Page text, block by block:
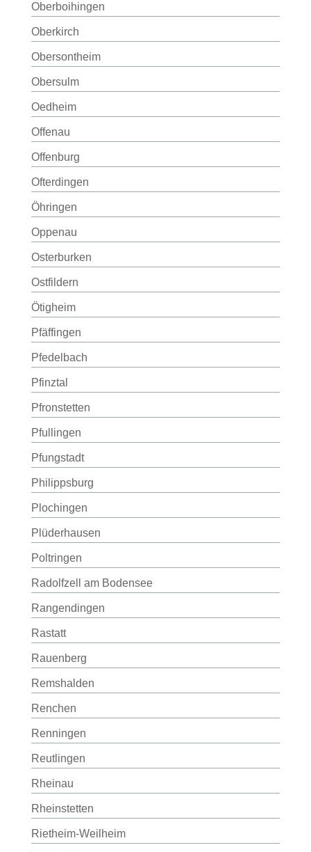
Oberboihingen
Oberkirch
Obersontheim
Obersulm
Oedheim
Offenau
Offenburg
Ofterdingen
Öhringen
Oppenau
Osterburken
Ostfildern
Ötigheim
Pfäffingen
Pfedelbach
Pfinztal
Pfronstetten
Pfullingen
Pfungstadt
Philippsburg
Plochingen
Plüderhausen
Poltringen
Radolfzell am Bodensee
Rangendingen
Rastatt
Rauenberg
Remshalden
Renchen
Renningen
Reutlingen
Rheinau
Rheinstetten
Rietheim-Weilheim